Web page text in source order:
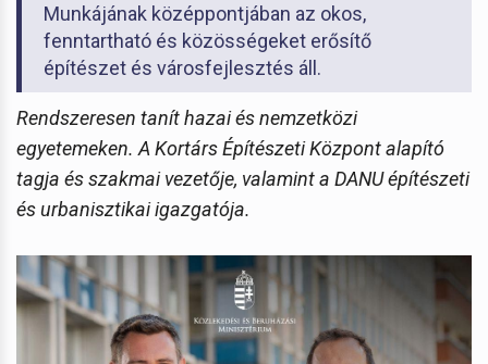
Munkájának középpontjában az okos,
fenntartható és közösségeket erősítő
építészet és városfejlesztés áll.
Rendszeresen tanít hazai és nemzetközi
egyetemeken. A Kortárs Építészeti Központ alapító
tagja és szakmai vezetője, valamint a DANU építészeti
és urbanisztikai igazgatója.